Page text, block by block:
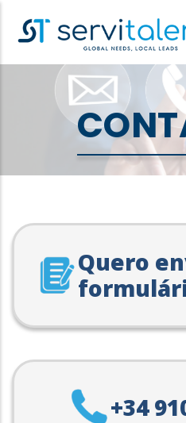
para
conteúdo
Quero
+34